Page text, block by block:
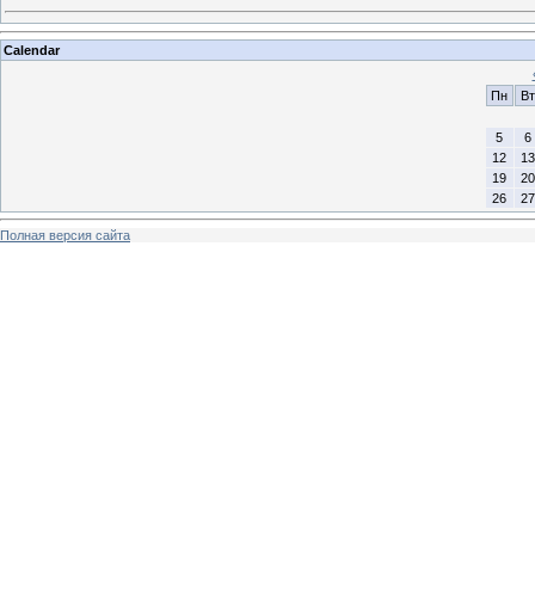
Calendar
Пн
Вт
5
6
12
13
19
20
26
27
Полная версия сайта